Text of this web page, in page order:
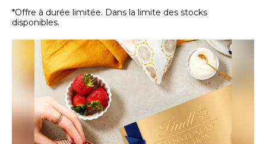
*Offre à durée limitée. Dans la limite des stocks
disponibles.